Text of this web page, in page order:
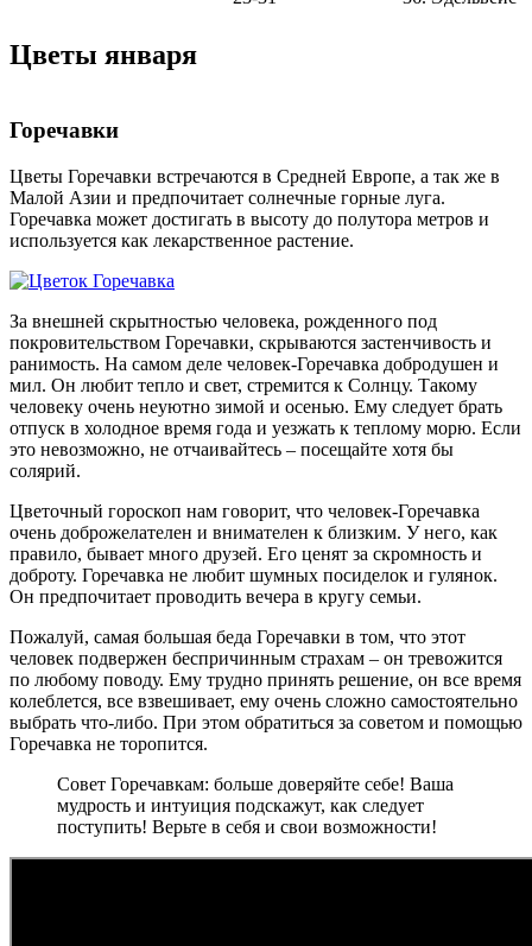
Цветы января
Горечавки
Цветы Горечавки встречаются в Средней Европе, а так же в
Малой Азии и предпочитает солнечные горные луга.
Горечавка может достигать в высоту до полутора метров и
используется как лекарственное растение.
За внешней скрытностью человека, рожденного под
покровительством Горечавки, скрываются застенчивость и
ранимость. На самом деле человек-Горечавка добродушен и
мил. Он любит тепло и свет, стремится к Солнцу. Такому
человеку очень неуютно зимой и осенью. Ему следует брать
отпуск в холодное время года и уезжать к теплому морю. Если
это невозможно, не отчаивайтесь – посещайте хотя бы
солярий.
Цветочный гороскоп нам говорит, что человек-Горечавка
очень доброжелателен и внимателен к близким. У него, как
правило, бывает много друзей. Его ценят за скромность и
доброту. Горечавка не любит шумных посиделок и гулянок.
Он предпочитает проводить вечера в кругу семьи.
Пожалуй, самая большая беда Горечавки в том, что этот
человек подвержен беспричинным страхам – он тревожится
по любому поводу. Ему трудно принять решение, он все время
колеблется, все взвешивает, ему очень сложно самостоятельно
выбрать что-либо. При этом обратиться за советом и помощью
Горечавка не торопится.
Совет Горечавкам: больше доверяйте себе! Ваша
мудрость и интуиция подскажут, как следует
поступить! Верьте в себя и свои возможности!